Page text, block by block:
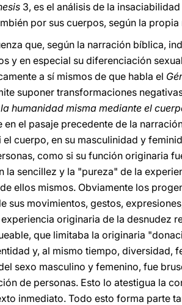
3, es el análisis de la
por sus cuerpos, según la
que, según la narración bíblica,
y en especial su diferenciación
a sí mismos de que habla el
suponer transformaciones
humanidad misma mediante el
el pasaje precedente de la
el cuerpo, en su masculinidad y
como si su función originaria
la sencillez y la "pureza" de la
ellos mismos. Obviamente los
sus movimientos, gestos,
originaria de la desnudez
que limitaba la originaria
y, al mismo tiempo, diversidad,
sexo masculino y femenino, fue
de personas. Esto lo atestigua la
inmediato. Todo esto forma parte